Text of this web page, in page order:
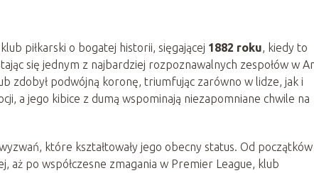
piłkarski o bogatej historii, sięgającej 1882 roku, kiedy to
się jednym z najbardziej rozpoznawalnych zespołów w
zdobył podwójną koronę, triumfując zarówno w lidze, jak i
a jego kibice z dumą wspominają niezapomniane chwile na
które kształtowały jego obecny status. Od
aż po współczesne zmagania w Premier League, klub